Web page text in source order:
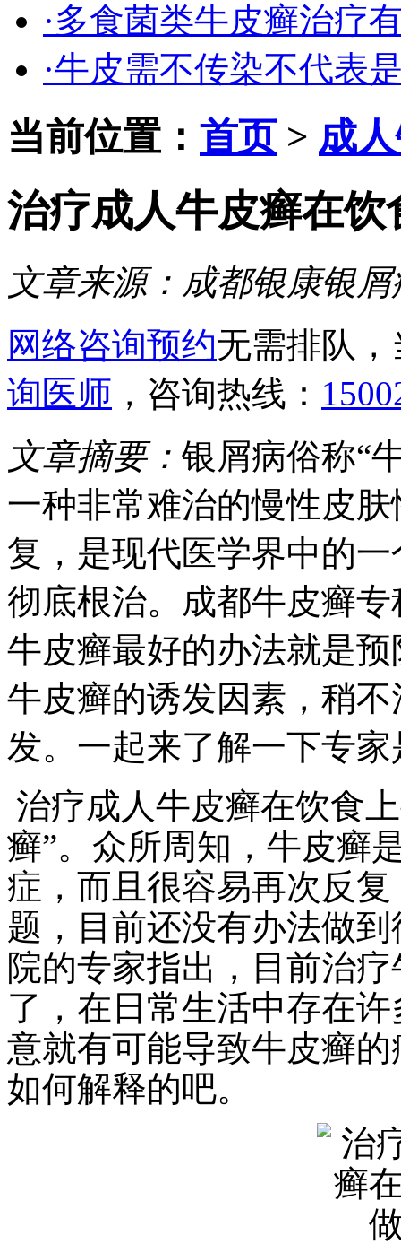
·多食菌类牛皮癣治疗
·牛皮需不传染不代表
当前位置： 首页> 成
治疗成人牛皮癣在
文章来源： 成都银康银
网络咨询预约无需排队
询医师 ，咨询热线：
文章摘要： 银屑病俗称“
一种非常难治的慢性皮
复，是现代医学界中的
彻底根治。成都牛皮癣
牛皮癣最好的办法就是
牛皮癣的诱发因素，稍
发。一起来了解一下专
治疗成人牛皮癣在饮食
癣”。众所周知，牛皮癣
症，而且很容易再次反
题，目前还没有办法做
院的专家指出，目前治
了，在日常生活中存在
意就有可能导致牛皮癣
如何解释的吧。